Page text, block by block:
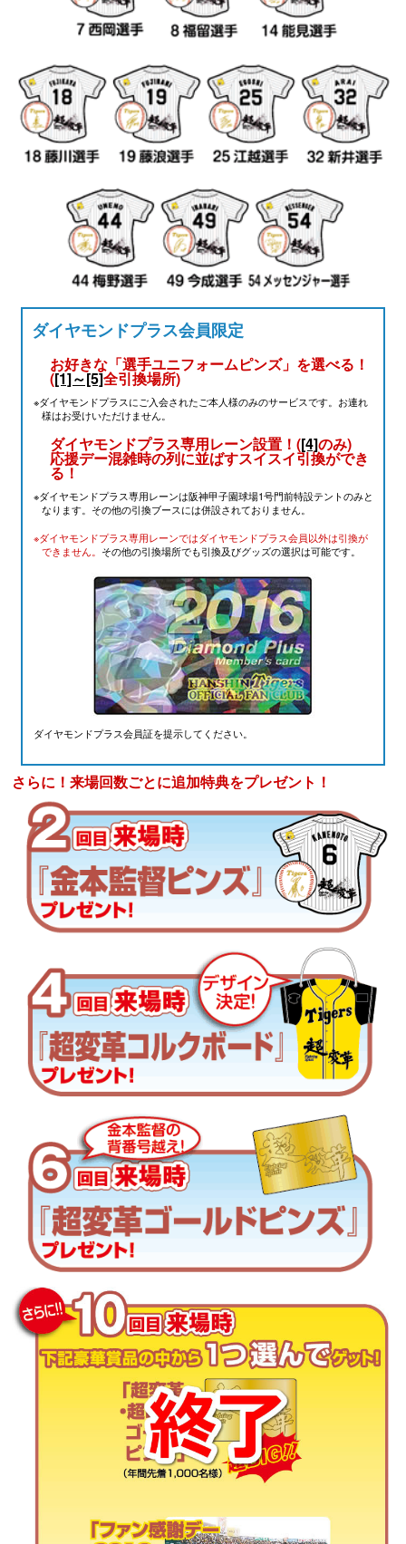
ダイヤモンドプラス会員限定
お好きな「選手ユニフォームピンズ」を選べる！
([1]～[5]全引換場所)
※ダイヤモンドプラスにご入会されたご本人様のみのサービスです。お連れ
様はお受けいただけません。
ダイヤモンドプラス専用レーン設置！([4]のみ)
応援デー混雑時の列に並ばすスイスイ引換ができ
る！
※ダイヤモンドプラス専用レーンは阪神甲子園球場1号門前特設テントのみと
なります。その他の引換ブースには併設されておりません。
※ダイヤモンドプラス専用レーンではダイヤモンドプラス会員以外は引換が
できません。 その他の引換場所でも引換及びグッズの選択は可能です。
ダイヤモンドプラス会員証を提示してください。
さらに！来場回数ごとに追加特典をプレゼント！